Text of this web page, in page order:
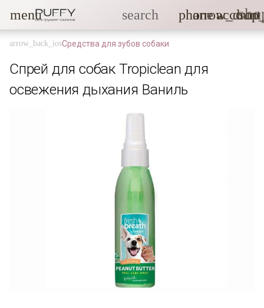
menu search phone
Средства для зубов собаки
Спрей для собак Tropiclean для
освежения дыхания Ваниль